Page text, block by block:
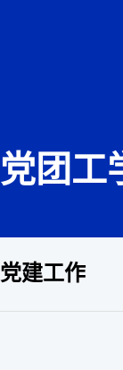
党团工
党建工作